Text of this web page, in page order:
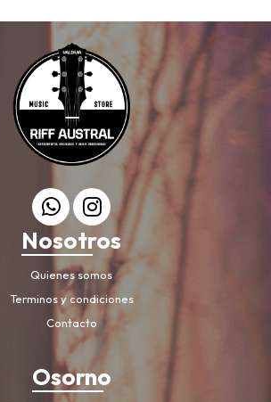
Nosotros
Quienes somos
Terminos y condiciones
Contacto
Osorno